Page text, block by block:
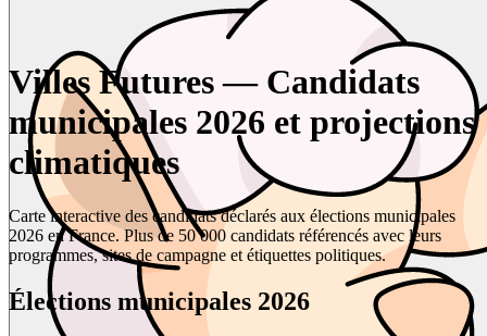
Villes Futures — Candidats
municipales 2026 et projections
climatiques
Carte interactive des candidats déclarés aux élections municipales
2026 en France. Plus de 50 000 candidats référencés avec leurs
programmes, sites de campagne et étiquettes politiques.
Élections municipales 2026